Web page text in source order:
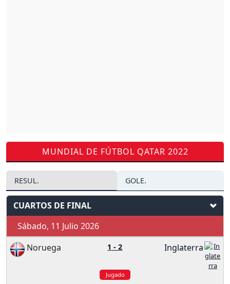
MUNDIAL DE FÚTBOL QATAR 2022
RESUL. GOLE.
CUARTOS DE FINAL
Sábado, 11 Julio 2026
Noruega
1 -2 Inglaterra
Jugado